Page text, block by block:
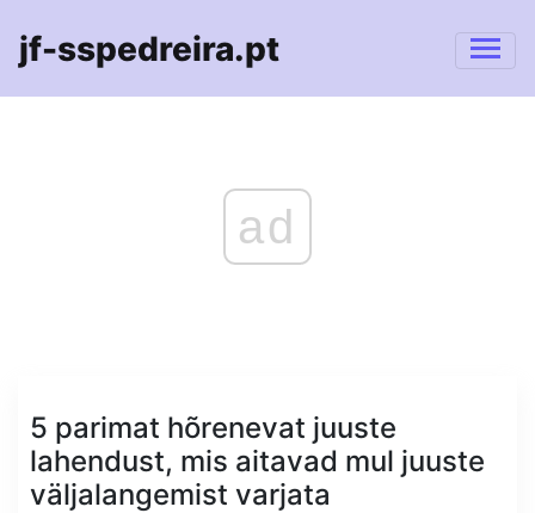
jf-sspedreira.pt
ad
5 parimat hõrenevat juuste
lahendust, mis aitavad mul juuste
väljalangemist varjata